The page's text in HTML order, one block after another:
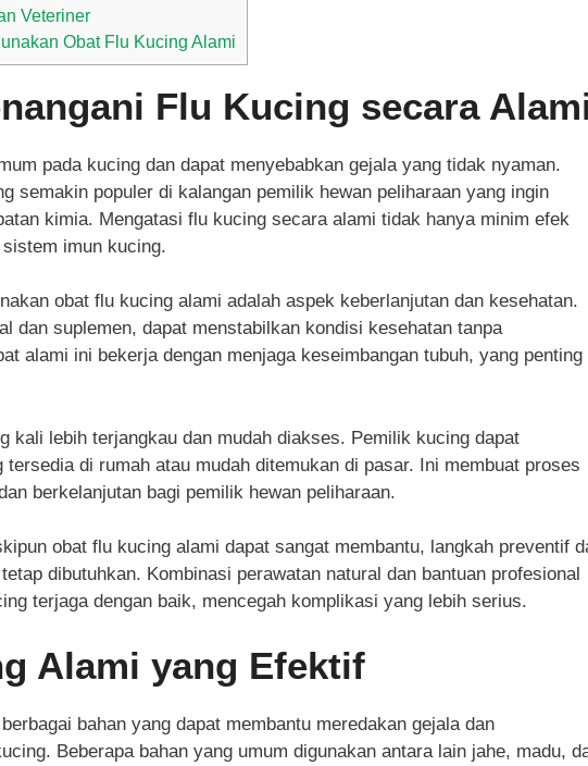
Veteriner
Obat Flu Kucing Alami
Flu Kucing secara
pada kucing dan dapat menyebabkan gejala yang tidak nyaman.
semakin populer di kalangan pemilik hewan peliharaan yang ingin
kimia. Mengatasi flu kucing secara alami tidak hanya minim efek
imun kucing.
obat flu kucing alami adalah aspek keberlanjutan dan kesehatan.
dan suplemen, dapat menstabilkan kondisi kesehatan tanpa
alami ini bekerja dengan menjaga keseimbangan tubuh, yang penting
kali lebih terjangkau dan mudah diakses. Pemilik kucing dapat
tersedia di rumah atau mudah ditemukan di pasar. Ini membuat proses
berkelanjutan bagi pemilik hewan peliharaan.
obat flu kucing alami dapat sangat membantu, langkah preventif
dibutuhkan. Kombinasi perawatan natural dan bantuan profesional
terjaga dengan baik, mencegah komplikasi yang lebih serius.
Alami yang Efektif
bahan yang dapat membantu meredakan gejala dan
Beberapa bahan yang umum digunakan antara lain jahe, madu,